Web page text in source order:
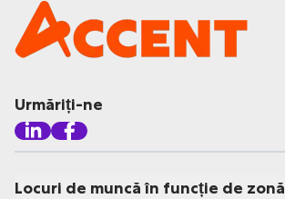
Urmăriți-ne
Locuri de muncă în funcție de zonă